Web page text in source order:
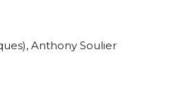
Anthony Soulier